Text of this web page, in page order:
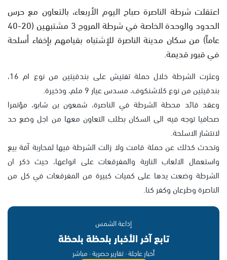
اعتقلت شرطة الناصرة صباح اليوم الأربعاء، بالتعاون مع حرس
الحدود والوحدة الخاصة في شرطة المروج 3 مشتبهين (20-40
عاماً) من سكان مدينة الناصرة للإشتباه بقيامهم بإخفاء أسلحة
في قبور قديمة.
وعثرت الشرطة خلال حملة تفتيش على بندقيتين من نوع ام 16،
بندقيتين من نوع كلاشنكوف، مسدس عيار 9 ملم، وذخيرة.
وعقد قائد محطة الشرطة في الناصرة، شمعون بن شابو، مؤتمرا
صحافيا توجه فيه الى السكان بطلب التعاون معها من اجل وضع حد
لانتشار الاسلحة.
وتحدث كذلك عن حملة قامت ولا زالت الشرطة فيها لمحاربة آفة بيع
واستعمال الالعاب النارية والمفرقعات على انواعها، حيث ذكر ان
الشرطة وضعت يدها على كميات كبيرة من المفرقعات في كل من
الناصرة وطرعان وكفر كنا.
إذاعة الشمس
تابع آخر الأخبار بلحظة بلحظة
أخبار عاجلة · تقارير حصرية · مباشر